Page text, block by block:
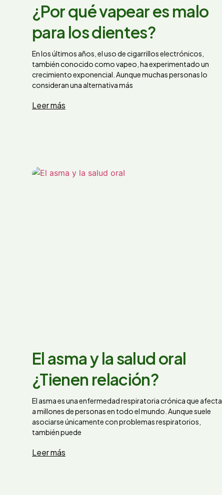
¿Por qué vapear es malo
para los dientes?
En los últimos años, el uso de cigarrillos electrónicos,
también conocido como vapeo, ha experimentado un
crecimiento exponencial. Aunque muchas personas lo
consideran una alternativa más
Leer más
El asma y la salud oral
¿Tienen relación?
El asma es una enfermedad respiratoria crónica que afecta
a millones de personas en todo el mundo. Aunque suele
asociarse únicamente con problemas respiratorios,
también puede
Leer más